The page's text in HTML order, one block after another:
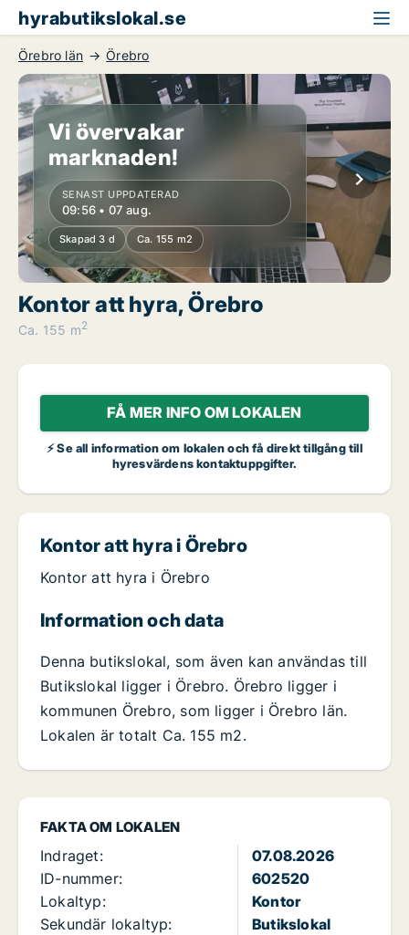
hyrabutikslokal.se
Örebro län Örebro
Vi övervakar
marknaden!
SENAST UPPDATERAD
09:56 • 07 aug.
Skapad 3 d Ca. 155 m2
Kontor att hyra, Örebro
Ca. 155 m2
FÅ MER INFO OM LOKALEN
⚡ Se all information om lokalen och få direkt tillgång till
hyresvärdens kontaktuppgifter.
FAKTA OM LOKALEN
Indraget:
07.08.2026
ID-nummer:
602520
Lokaltyp:
Kontor
Sekundär lokaltyp:
Butikslokal
Kontor att hyra i Örebro
Kontor att hyra i Örebro
Information och data
Denna butikslokal, som även kan användas till
Butikslokal ligger i Örebro. Örebro ligger i
kommunen Örebro, som ligger i Örebro län.
Lokalen är totalt Ca. 155 m2.